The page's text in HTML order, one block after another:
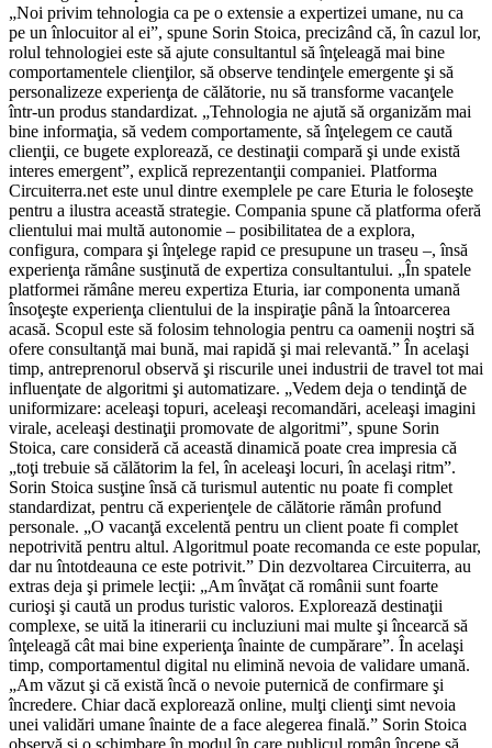
„Noi privim tehnologia ca pe o extensie a expertizei umane, nu ca
pe un înlocuitor al ei”, spune Sorin Stoica, precizând că, în cazul lor,
rolul tehnologiei este să ajute consultantul să înţeleagă mai bine
comportamentele clienţilor, să observe tendinţele emergente şi să
personalizeze experienţa de călătorie, nu să transforme vacanţele
într-un produs standardizat. „Tehnologia ne ajută să organizăm mai
bine informaţia, să vedem comportamente, să înţelegem ce caută
clienţii, ce bugete explorează, ce destinaţii compară şi unde există
interes emergent”, explică reprezentanţii companiei. Platforma
Circuiterra.net este unul dintre exemplele pe care Eturia le foloseşte
pentru a ilustra această strategie. Compania spune că platforma oferă
clientului mai multă autonomie – posibilitatea de a explora,
configura, compara şi înţelege rapid ce presupune un traseu –, însă
experienţa rămâne susţinută de expertiza consultantului. „În spatele
platformei rămâne mereu expertiza Eturia, iar componenta umană
însoţeşte experienţa clientului de la inspiraţie până la întoarcerea
acasă. Scopul este să folosim tehnologia pentru ca oamenii noştri să
ofere consultanţă mai bună, mai rapidă şi mai relevantă.” În acelaşi
timp, antreprenorul observă şi riscurile unei industrii de travel tot mai
influenţate de algoritmi şi automatizare. „Vedem deja o tendinţă de
uniformizare: aceleaşi topuri, aceleaşi recomandări, aceleaşi imagini
virale, aceleaşi destinaţii promovate de algoritmi”, spune Sorin
Stoica, care consideră că această dinamică poate crea impresia că
„toţi trebuie să călătorim la fel, în aceleaşi locuri, în acelaşi ritm”.
Sorin Stoica susţine însă că turismul autentic nu poate fi complet
standardizat, pentru că experienţele de călătorie rămân profund
personale. „O vacanţă excelentă pentru un client poate fi complet
nepotrivită pentru altul. Algoritmul poate recomanda ce este popular,
dar nu întotdeauna ce este potrivit.” Din dezvoltarea Circuiterra, au
extras deja şi primele lecţii: „Am învăţat că românii sunt foarte
curioşi şi caută un produs turistic valoros. Explorează destinaţii
complexe, se uită la itinerarii cu incluziuni mai multe şi încearcă să
înţeleagă cât mai bine experienţa înainte de cumpărare”. În acelaşi
timp, comportamentul digital nu elimină nevoia de validare umană.
„Am văzut şi că există încă o nevoie puternică de confirmare şi
încredere. Chiar dacă explorează online, mulţi clienţi simt nevoia
unei validări umane înainte de a face alegerea finală.” Sorin Stoica
observă şi o schimbare în modul în care publicul român începe să